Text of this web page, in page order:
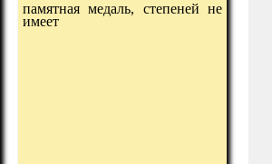
памятная медаль, степеней не
имеет